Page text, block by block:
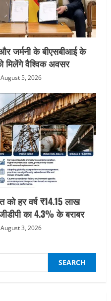
और जर्मनी के बीएसबीआई के
मिलेंगे वैश्विक अवसर
August 5, 2026
को हर वर्ष ₹14.15 लाख
का 4.3% के बराबर
August 3, 2026